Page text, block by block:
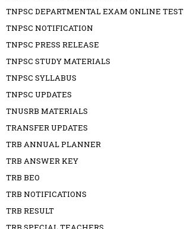
TNPSC DEPARTMENTAL EXAM ONLINE TEST
TNPSC NOTIFICATION
TNPSC PRESS RELEASE
TNPSC STUDY MATERIALS
TNPSC SYLLABUS
TNPSC UPDATES
TNUSRB MATERIALS
TRANSFER UPDATES
TRB ANNUAL PLANNER
TRB ANSWER KEY
TRB BEO
TRB NOTIFICATIONS
TRB RESULT